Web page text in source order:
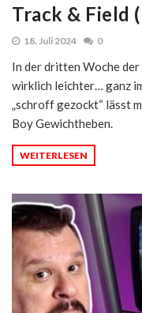
Track & Field
18. Juli 2024 0
In der dritten Woche
wirklich leichter… ganz
„schroff gezockt‬“ lässt
Boy Gewichtheben.
WEITERLESEN